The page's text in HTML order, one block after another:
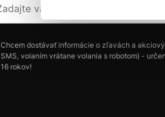
Chcem dostávať informácie o zľavách a
SMS, volaním vrátane volania s robotom) -
16 rokov!